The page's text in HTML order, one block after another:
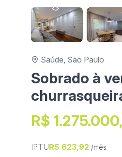
Saúde, São Paulo
Sobrado à
R$
IPTUR$ 623,92 /mês